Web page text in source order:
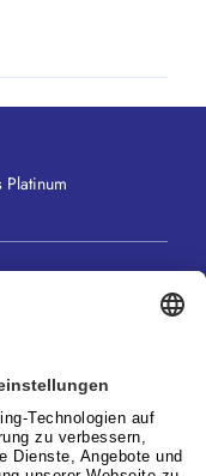
Working Day.
Zentraler